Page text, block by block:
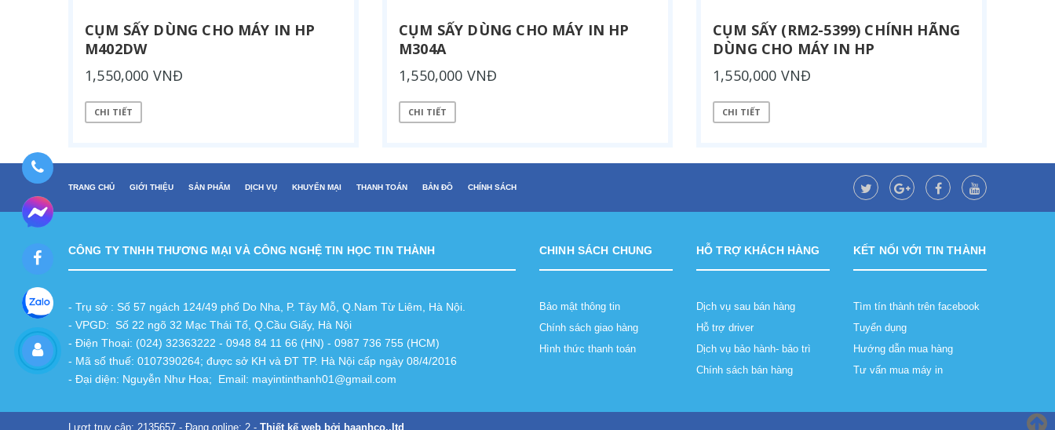
CỤM SẤY DÙNG CHO MÁY IN HP
M402DW
1,550,000 VNĐ
CHI TIẾT
CỤM SẤY DÙNG CHO MÁY IN HP
M304A
1,550,000 VNĐ
CHI TIẾT
CỤM SẤY (RM2-5399) CHÍNH HÃNG
DÙNG CHO MÁY IN HP
1,550,000 VNĐ
CHI TIẾT
TRANG CHỦ GIỚI THIỆU SẢN PHẨM DỊCH VỤ KHUYẾN MẠI THANH TOÁN BẢN ĐỒ CHÍNH SÁCH
CÔNG TY TNHH THƯƠNG MẠI VÀ CÔNG NGHỆ TIN HỌC TIN THÀNH
- Trụ sở : Số 57 ngách 124/49 phố Do Nha, P. Tây Mỗ, Q.Nam Từ Liêm, Hà Nội.
- VPGD: Số 22 ngõ 32 Mạc Thái Tổ, Q.Cầu Giấy, Hà Nội
- Điện Thoại: (024) 32363222 - 0948 84 11 66 (HN) - 0987 736 755 (HCM)
- Mã số thuế: 0107390264; được sở KH và ĐT TP. Hà Nội cấp ngày 08/4/2016
- Đại diện: Nguyễn Như Hoa; Email: mayintinthanh01@gmail.com
CHINH SÁCH CHUNG
Bảo mật thông tin
Chính sách giao hàng
Hình thức thanh toán
HỖ TRỢ KHÁCH HÀNG
Dịch vụ sau bán hàng
Hỗ trợ driver
Dịch vụ bảo hành- bảo trì
Chính sách bán hàng
KẾT NỐI VỚI TIN THÀNH
Tìm tín thành trên facebook
Tuyển dụng
Hướng dẫn mua hàng
Tư vấn mua máy in
Lượt truy cập: 2135657 - Đang online: 2 - Thiết kế web bởi haanhco.,ltd